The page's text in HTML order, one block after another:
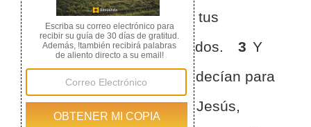
paralítico: Anímate, hijo, tus
pecados te son perdonados.
3 Y
algunos de los escribas decían para
sí: Este blasfema.
4 Y Jesús,